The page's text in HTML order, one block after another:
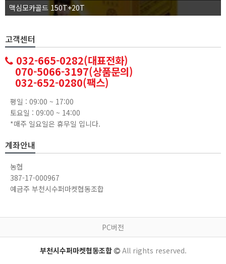
맥심모카골드 150T+20T
고객센터
032-665-0282(대표전화)
070-5066-3197(상품문의)
032-652-0280(팩스)
평일 : 09:00 ~ 17:00
토요일 : 09:00 ~ 14:00
*매주 일요일은 휴무일 입니다.
계좌안내
농협
387-17-000967
예금주 부천시수퍼마켓협동조합
PC버전
부천시수퍼마켓협동조합 All rights reserved.